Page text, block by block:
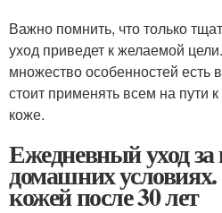
Важно помнить, что только
уход приведет к желаемой
множество особенностей
стоит применять всем на пути
коже.
Ежедневный уход
домашних
кожей после 30 лет